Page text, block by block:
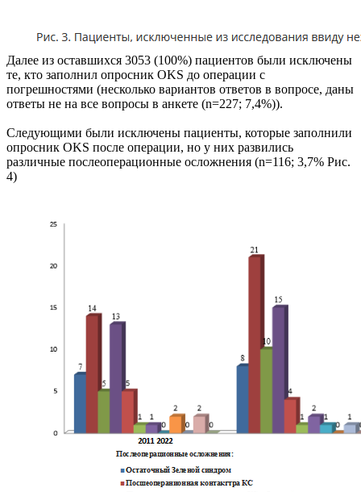
Далее из оставшихся 3053 (100%) пациентов были исключены
те, кто заполнил опросник OKS до операции с
погрешностями (несколько вариантов ответов в вопросе, даны
ответы не на все вопросы в анкете (n=227; 7,4%)).
Следующими были исключены пациенты, которые заполнили
опросник OKS после операции, но у них развились
различные послеоперационные осложнения (n=116; 3,7% Рис.
4)